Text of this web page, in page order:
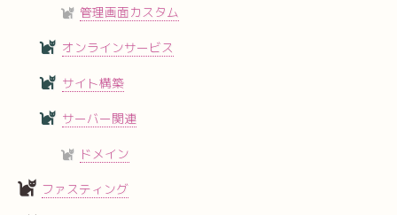
管理画面カスタム
オンラインサービス
サイト構築
サーバー関連
ドメイン
ファスティング